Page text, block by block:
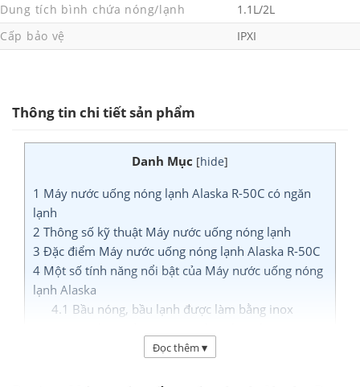
Dung tích bình chứa nóng/lạnh
1.1L/2L
Cấp bảo vệ
IPXI
Thông tin chi tiết sản phẩm
Danh Mục [hide]
1 Máy nước uống nóng lạnh Alaska R-50C có ngăn
lạnh
2 Thông số kỹ thuật Máy nước uống nóng lạnh
3 Đặc điểm Máy nước uống nóng lạnh Alaska R-50C
4 Một số tính năng nổi bật của Máy nước uống nóng
lạnh Alaska
4.1 Bầu nóng, bầu lạnh được làm bằng inox
Đọc thêm ▾